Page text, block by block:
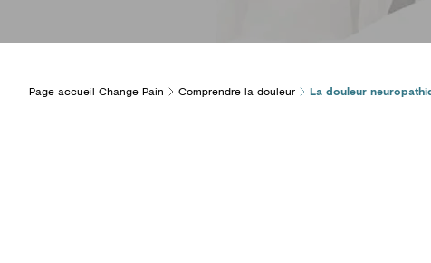
Page accueil Change Pain Comprendre la douleur La douleur